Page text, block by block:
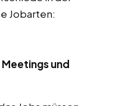
Jobarten:
und